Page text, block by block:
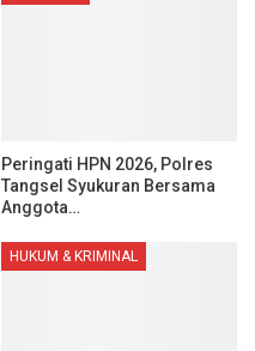
Peringati HPN 2026, Polres
Tangsel Syukuran Bersama
Anggota…
HUKUM & KRIMINAL